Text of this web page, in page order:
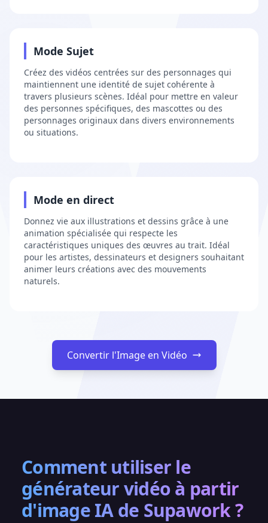
Mode Sujet
Créez des vidéos centrées sur des personnages qui
maintiennent une identité de sujet cohérente à
travers plusieurs scènes. Idéal pour mettre en valeur
des personnes spécifiques, des mascottes ou des
personnages originaux dans divers environnements
ou situations.
Mode en direct
Donnez vie aux illustrations et dessins grâce à une
animation spécialisée qui respecte les
caractéristiques uniques des œuvres au trait. Idéal
pour les artistes, dessinateurs et designers souhaitant
animer leurs créations avec des mouvements
naturels.
Convertir l'Image en Vidéo
Comment utiliser le
générateur vidéo à partir
d'image IA de Supawork ?
10x
VITESSE ACCRUE
4K
ULTRA HD
∞
POSSIBILITÉS